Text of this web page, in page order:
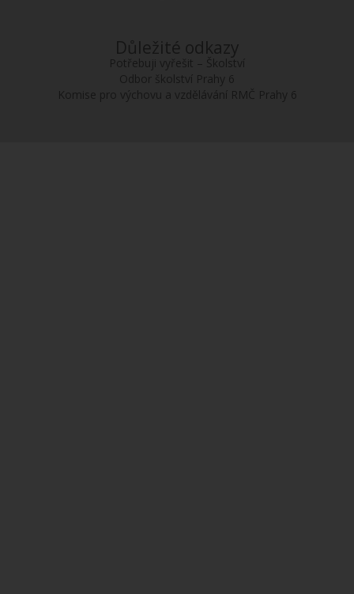
Důležité odkazy
Potřebuji vyřešit – Školství
Odbor školství Prahy 6
Komise pro výchovu a vzdělávání RMČ Prahy 6